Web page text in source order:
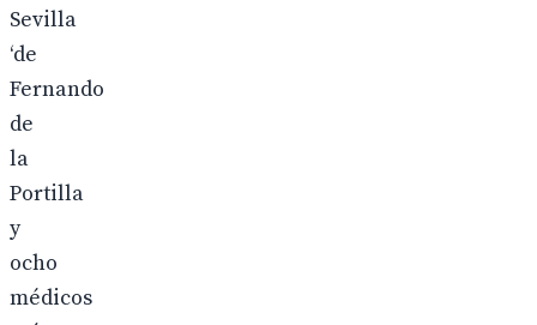
Sevilla
‘de
Fernando
de
la
Portilla
y
ocho
médicos